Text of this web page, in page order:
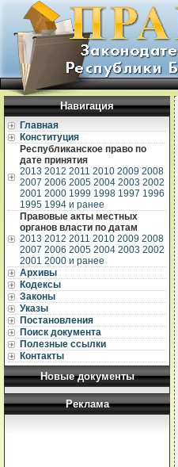
Навигация
Главная
Конституция
Республиканское право по
дате принятия
2013 2012 2011 2010 2009 2008
2007 2006 2005 2004 2003 2002
2001 2000 1999 1998 1997 1996
1995 1994 и ранее
Правовые акты местных
органов власти по датам
2013 2012 2011 2010 2009 2008
2007 2006 2005 2004 2003 2002
2001 2000 и ранее
Архивы
Кодексы
Законы
Указы
Постановления
Поиск документа
Полезные ссылки
Контакты
Новые документы
Реклама